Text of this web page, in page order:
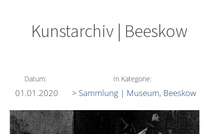
Kunstarchiv | Beeskow
Datum:
01.01.2020
In Kategorie:
> Sammlung | Museum, Beeskow